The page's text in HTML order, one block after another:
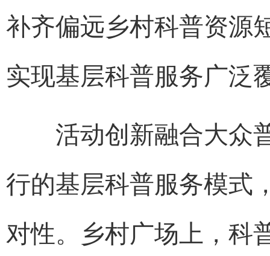
补齐偏远乡村科普资源
实现基层科普服务广泛
活动创新融合大众普
行的基层科普服务模式
对性。乡村广场上，科